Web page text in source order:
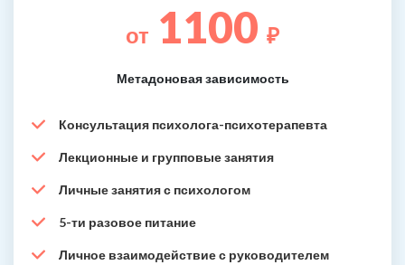
от 1100 ₽
Метадоновая зависимость
Консультация психолога-психотерапевта
Лекционные и групповые занятия
Личные занятия с психологом
5-ти разовое питание
Личное взаимодействие с руководителем